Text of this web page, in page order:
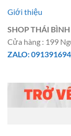
Giới thiệu
SHOP THÁI BÌNH
Cửa hàng : 199
ZALO: